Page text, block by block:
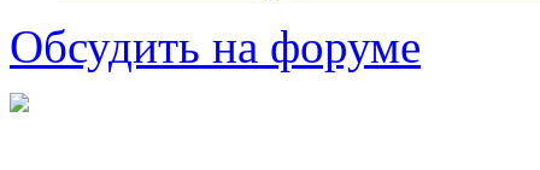
Обсудить на форуме